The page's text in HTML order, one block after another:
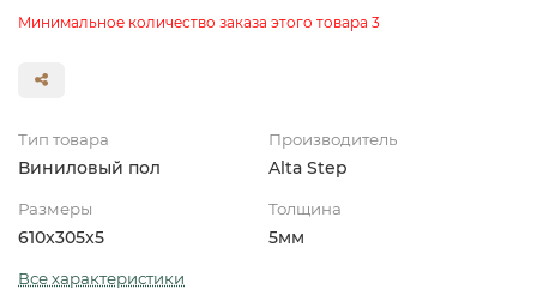
Минимальное количество заказа этого товара 3
Тип товара
Виниловый пол
Производитель
Alta Step
Размеры
610x305x5
Толщина
5мм
Все характеристики